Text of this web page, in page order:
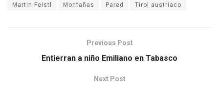
Martin Feistl Montañas Pared Tirol austriaco
Previous Post
Entierran a niño Emiliano en Tabasco
Next Post